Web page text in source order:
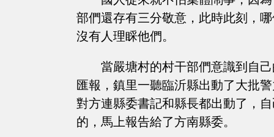
部們還存有三分敬意，此時此刻，
沒有人理睬他們。
當嚴塘村的村干部們意識到自
匯報，鎮里一聽臨沂縣出動了大批
對方連縣委書記和縣長都出動了，
的，馬上報告給了方南縣委。